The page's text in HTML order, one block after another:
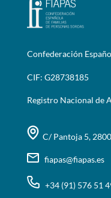
Confederación
CIF: G28738185
Registro Nacional de
C/ Pantoja 5,
fiapas@fiapas.es
+34 (91) 576 51